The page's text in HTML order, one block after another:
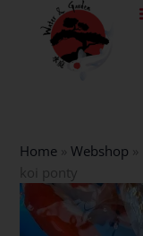
Home »Webshop
koi ponty